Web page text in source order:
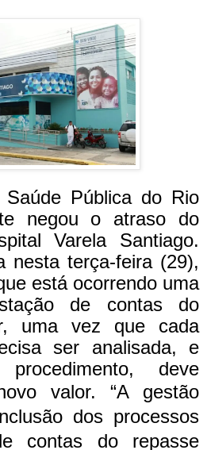
Pública do Rio
negou o atraso do
Varela Santiago.
nesta terça-feira (29),
está ocorrendo uma
de contas do
uma vez que cada
ser analisada, e
deve
valor. “A gestão
dos processos
contas do repasse